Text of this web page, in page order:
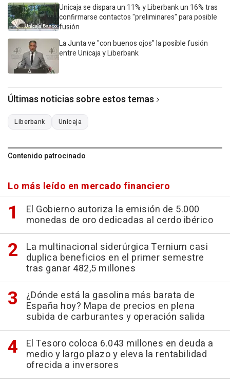
Unicaja se dispara un 11% y Liberbank un 16% tras
confirmarse contactos "preliminares" para posible
fusión
La Junta ve "con buenos ojos" la posible fusión
entre Unicaja y Liberbank
Últimas noticias sobre estos temas
Liberbank Unicaja
Contenido patrocinado
Lo más leído en mercado financiero
El Gobierno autoriza la emisión de 5.000
monedas de oro dedicadas al cerdo ibérico
La multinacional siderúrgica Ternium casi
duplica beneficios en el primer semestre
tras ganar 482,5 millones
¿Dónde está la gasolina más barata de
España hoy? Mapa de precios en plena
subida de carburantes y operación salida
El Tesoro coloca 6.043 millones en deuda a
medio y largo plazo y eleva la rentabilidad
ofrecida a inversores